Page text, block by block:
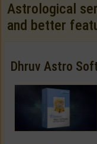
Astrological
and better
Dhruv Astro